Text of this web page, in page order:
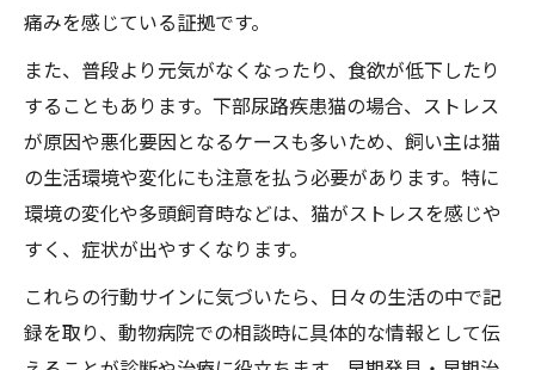
痛みを感じている証拠です。
また、普段より元気がなくなったり、食欲が低下したり
することもあります。下部尿路疾患猫の場合、ストレス
が原因や悪化要因となるケースも多いため、飼い主は猫
の生活環境や変化にも注意を払う必要があります。特に
環境の変化や多頭飼育時などは、猫がストレスを感じや
すく、症状が出やすくなります。
これらの行動サインに気づいたら、日々の生活の中で記
録を取り、動物病院での相談時に具体的な情報として伝